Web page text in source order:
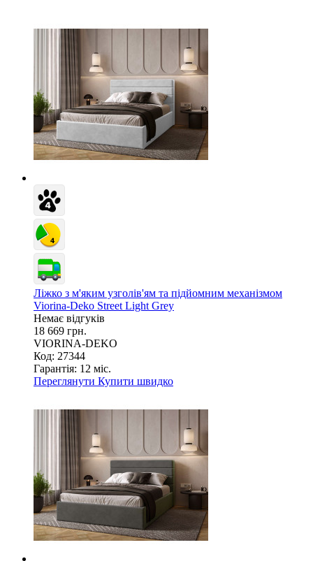
Ліжко з м'яким узголів'ям та підйомним механізмом
Viorina-Deko Street Light Grey
Немає відгуків
18 669 грн.
VIORINA-DEKO
Код: 27344
Гарантія: 12 міс.
Переглянути Купити швидко